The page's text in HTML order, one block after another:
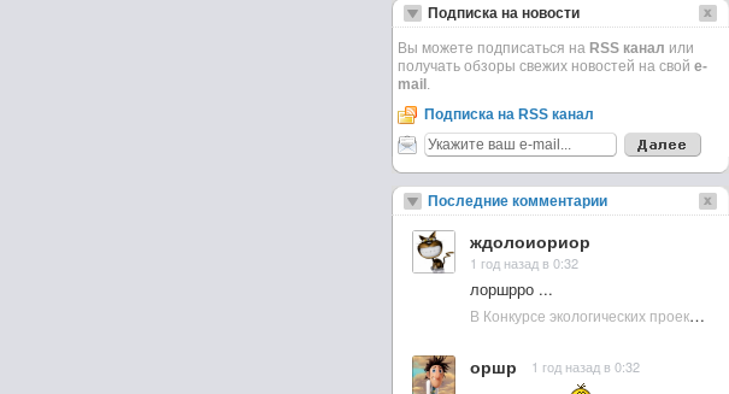
Подписка на новости
Вы можете подписаться на RSS канал или
получать обзоры свежих новостей на свой e-
mail .
Подписка на RSS канал
Последние комментарии
ждолоиориор
1 год назад в 0:32
лоршрро ...
В Конкурсе экологических проектов в Подмосковье активно участвовала молодежь :: NewsRbk.ru...
оршр 1 год назад в 0:32